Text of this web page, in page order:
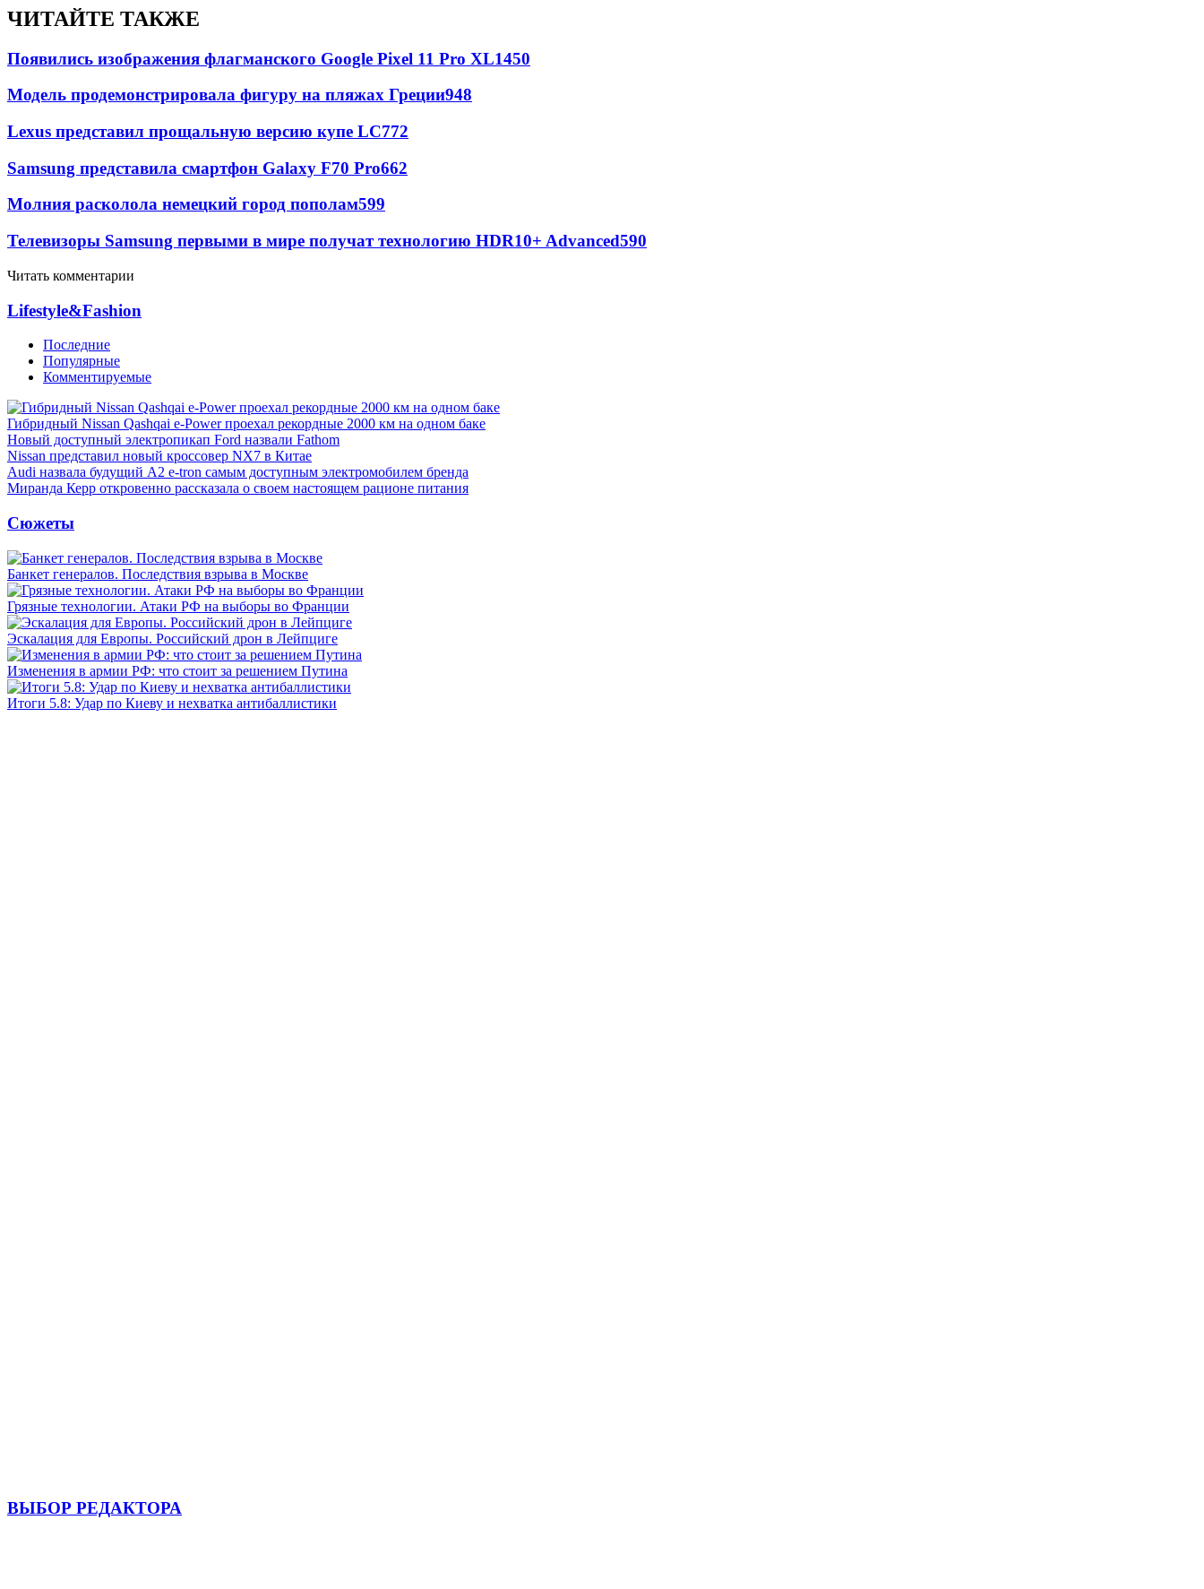
ЧИТАЙТЕ ТАКЖЕ
Появились изображения флагманского Google Pixel 11 Pro XL1450
Модель продемонстрировала фигуру на пляжах Греции948
Lexus представил прощальную версию купе LC772
Samsung представила смартфон Galaxy F70 Pro662
Молния расколола немецкий город пополам599
Телевизоры Samsung первыми в мире получат технологию HDR10+ Advanced590
Читать комментарии
Lifestyle&Fashion
Последние
Популярные
Комментируемые
Гибридный Nissan Qashqai e-Power проехал рекордные 2000 км на одном баке
Новый доступный электропикап Ford назвали Fathom
Nissan представил новый кроссовер NX7 в Китае
Audi назвала будущий A2 e-tron самым доступным электромобилем бренда
Миранда Керр откровенно рассказала о своем настоящем рационе питания
Сюжеты
Банкет генералов. Последствия взрыва в Москве
Грязные технологии. Атаки РФ на выборы во Франции
Эскалация для Европы. Российский дрон в Лейпциге
Изменения в армии РФ: что стоит за решением Путина
Итоги 5.8: Удар по Киеву и нехватка антибаллистики
ВЫБОР РЕДАКТОРА